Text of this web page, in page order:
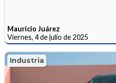
Mauricio Juárez
Viernes, 4 de julio de 2025
Industria